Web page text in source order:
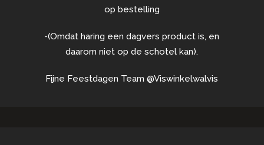
op bestelling
-(Omdat haring een dagvers product is, en
daarom niet op de schotel kan).
Fijne Feestdagen Team @Viswinkelwalvis